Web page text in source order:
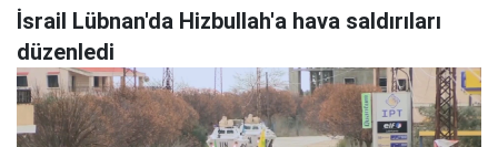
İsrail Lübnan'da Hizbullah'a hava saldırıları
düzenledi